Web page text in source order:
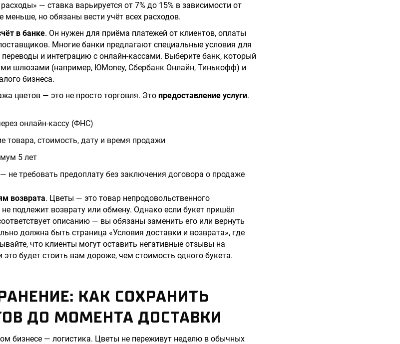
— ставка варьируется от 7% до 15% в зависимости от
меньше, но обязаны вести учёт всех расходов.
в банке. Он нужен для приёма платежей от клиентов, оплаты
Многие банки предлагают специальные условия для
и интеграцию с онлайн-кассами. Выберите банк, который
шлюзами (например, ЮMoney, Сбербанк Онлайн, Тинькофф) и
бизнеса.
цветов — это не просто торговля. Это предоставление услуги.
онлайн-кассу (ФНС)
товара, стоимость, дату и время продажи
5 лет
не требовать предоплату без заключения договора о продаже
возврата. Цветы — это товар непродовольственного
подлежит возврату или обмену. Однако если букет пришёл
описанию — вы обязаны заменить его или вернуть
должна быть страница «Условия доставки и возврата», где
что клиенты могут оставить негативные отзывы на
будет стоить вам дороже, чем стоимость одного букета.
КАК СОХРАНИТЬ
ДО МОМЕНТА ДОСТАВКИ
бизнесе — логистика. Цветы не переживут неделю в обычных